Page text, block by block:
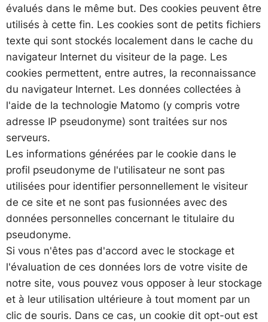
évalués dans le même but. Des cookies peuvent être
utilisés à cette fin. Les cookies sont de petits fichiers
texte qui sont stockés localement dans le cache du
navigateur Internet du visiteur de la page. Les
cookies permettent, entre autres, la reconnaissance
du navigateur Internet. Les données collectées à
l'aide de la technologie Matomo (y compris votre
adresse IP pseudonyme) sont traitées sur nos
serveurs.
Les informations générées par le cookie dans le
profil pseudonyme de l'utilisateur ne sont pas
utilisées pour identifier personnellement le visiteur
de ce site et ne sont pas fusionnées avec des
données personnelles concernant le titulaire du
pseudonyme.
Si vous n'êtes pas d'accord avec le stockage et
l'évaluation de ces données lors de votre visite de
notre site, vous pouvez vous opposer à leur stockage
et à leur utilisation ultérieure à tout moment par un
clic de souris. Dans ce cas, un cookie dit opt-out est